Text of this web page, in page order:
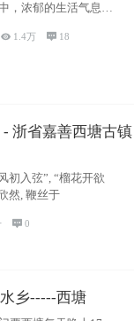
，浓郁的生活气息，
 1.4万  18
浙省嘉善西塘古镇
然, 鞭丝于
0
乡-----西塘